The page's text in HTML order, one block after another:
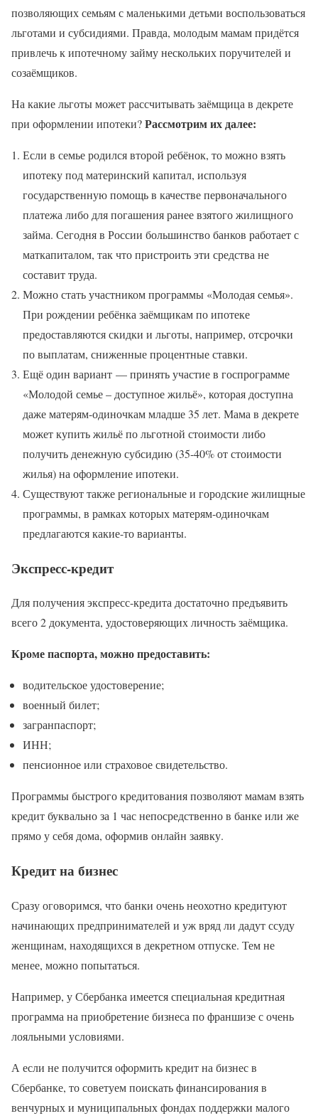
позволяющих семьям с маленькими детьми воспользоваться
льготами и субсидиями. Правда, молодым мамам придётся
привлечь к ипотечному займу нескольких поручителей и
созаёмщиков.
На какие льготы может рассчитывать заёмщица в декрете
при оформлении ипотеки?Рассмотрим их далее:
Если в семье родился второй ребёнок, то можно взять
ипотеку под материнский капитал, используя
государственную помощь в качестве первоначального
платежа либо для погашения ранее взятого жилищного
займа. Сегодня в России большинство банков работает с
маткапиталом, так что пристроить эти средства не
составит труда.
Можно стать участником программы «Молодая семья».
При рождении ребёнка заёмщикам по ипотеке
предоставляются скидки и льготы, например, отсрочки
по выплатам, сниженные процентные ставки.
Ещё один вариант — принять участие в госпрограмме
«Молодой семье – доступное жильё», которая доступна
даже матерям-одиночкам младше 35 лет. Мама в декрете
может купить жильё по льготной стоимости либо
получить денежную субсидию (35-40% от стоимости
жилья) на оформление ипотеки.
Существуют также региональные и городские жилищные
программы, в рамках которых матерям-одиночкам
предлагаются какие-то варианты.
Экспресс-кредит
Для получения экспресс-кредита достаточно предъявить
всего 2 документа, удостоверяющих личность заёмщика.
Кроме паспорта, можно предоставить:
водительское удостоверение;
военный билет;
загранпаспорт;
ИНН;
пенсионное или страховое свидетельство.
Программы быстрого кредитования позволяют мамам взять
кредит буквально за 1 час непосредственно в банке или же
прямо у себя дома, оформив онлайн заявку.
Кредит на бизнес
Сразу оговоримся, что банки очень неохотно кредитуют
начинающих предпринимателей и уж вряд ли дадут ссуду
женщинам, находящихся в декретном отпуске. Тем не
менее, можно попытаться.
Например, у Сбербанка имеется специальная кредитная
программа на приобретение бизнеса по франшизе с очень
лояльными условиями.
А если не получится оформить кредит на бизнес в
Сбербанке, то советуем поискать финансирования в
венчурных и муниципальных фондах поддержки малого